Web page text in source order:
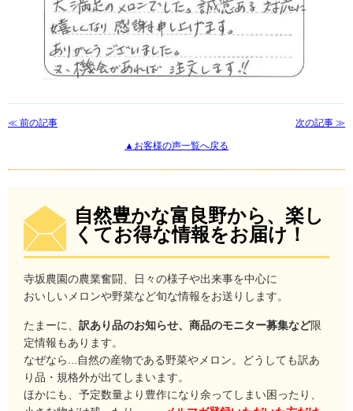
≪ 前の記事 次の記事 ≫
▲お客様の声一覧へ戻る
自然豊かな富良野から、楽し
くてお得な情報をお届け！
寺坂農園の農業奮闘、日々の様子や出来事を中心に
おいしいメロンや野菜など旬な情報をお送りします。
たまーに、 訳あり品のお知らせ、商品のモニター募集など限
定情報もあります。
なぜなら...自然の産物である野菜やメロン。どうしても訳あ
り品・規格外が出てしまいます。
ほかにも、予定数量より豊作になり余ってしまい困ったり、